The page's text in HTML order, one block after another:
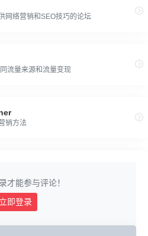
网络营销和SEO技巧的论坛
流量来源和流量变现
销方法
才能参与评论！
立即登录